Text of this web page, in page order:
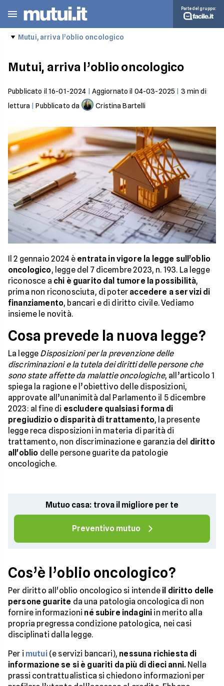
Parte del gruppo:
Mutui, arriva l’oblio oncologico
Mutui, arriva l’oblio oncologico
Pubblicato il 16-01-2024 Aggiornato il 04-03-2025 3 min di
lettura |Pubblicato da Cristina Bartelli
Il 2 gennaio 2024 è entrata in vigore la legge sull’oblio
oncologico, legge del 7 dicembre 2023, n. 193. La legge
riconosce a chi è guarito dal tumore la possibilità,
prima non riconosciuta, di poter accedere a servizi di
finanziamento, bancari e di diritto civile. Vediamo
insieme le novità.
Cosa prevede la nuova legge?
La legge Disposizioni per la prevenzione delle
discriminazioni e la tutela dei diritti delle persone che
sono state affette da malattie oncologiche, all’articolo 1
spiega la ragione e l’obiettivo delle disposizioni,
approvate all’unanimità dal Parlamento il 5 dicembre
2023: al fine di escludere qualsiasi forma di
pregiudizio o disparità di trattamento, la presente
legge reca disposizioni in materia di parità di
trattamento, non discriminazione e garanzia del diritto
all'oblio delle persone guarite da patologie
oncologiche.
Mutuo casa: trova il migliore per te
Preventivo mutuo
Cos’è l’oblio oncologico?
Per diritto all'oblio oncologico si intende il diritto delle
persone guarite da una patologia oncologica di non
fornire informazioni né subire indagini in merito alla
propria pregressa condizione patologica, nei casi
disciplinati dalla legge.
Per i mutui(e servizi bancari), nessuna richiesta di
informazione se si è guariti da più di dieci anni. Nella
prassi contrattualistica si chiedono informazioni per